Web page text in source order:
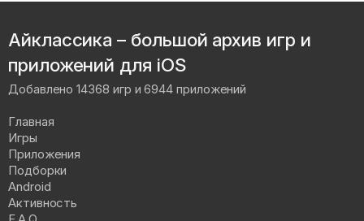
Айклассика – большой архив игр и
приложений для iOS
Добавлено 14368 игр и 6944 приложений
Главная
Игры
Приложения
Подборки
Android
Активность